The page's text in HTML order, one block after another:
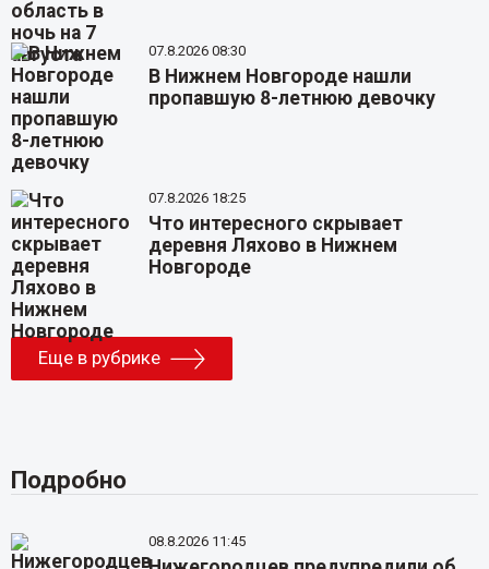
07.8.2026 08:30
В Нижнем Новгороде нашли
пропавшую 8-летнюю девочку
07.8.2026 18:25
Что интересного скрывает
деревня Ляхово в Нижнем
Новгороде
Еще в рубрике
Подробно
08.8.2026 11:45